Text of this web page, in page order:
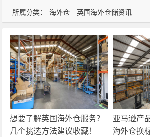
所属分类： 海外仓 英国海外仓储资讯
想要了解英国海外仓服务？
几个挑选方法建议收藏！
亚马逊产
海外仓换